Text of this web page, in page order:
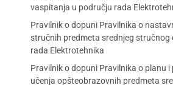
vaspitanja u području rada
Pravilnik o dopuni Pravilnika o
stručnih predmeta srednjeg
rada Elektrotehnika
Pravilnik o dopuni Pravilnika o planu
učenja opšteobrazovnih predmeta